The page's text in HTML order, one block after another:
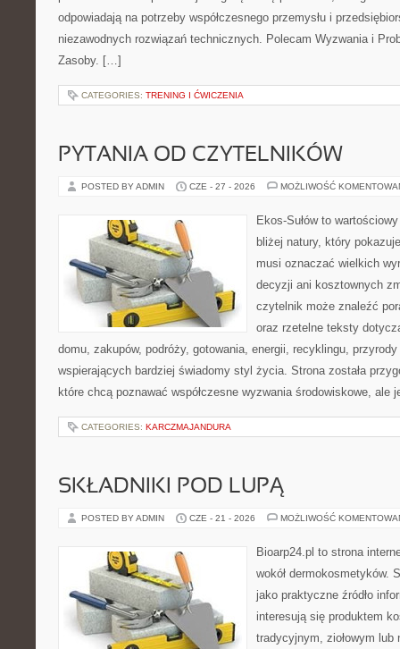
odpowiadają na potrzeby współczesnego przemysłu i
niezawodnych rozwiązań technicznych. Polecam Wyzwania i
Zasoby. […]
CATEGORIES: TRENING I ĆWICZENIA
PYTANIA OD CZYTELNIKÓW
POSTED BY ADMIN CZE - 27 - 2026 MOŻLIWOŚĆ
Ekos-Sułów to
bliżej natury, który
musi oznaczać wielkich
decyzji ani kosztownych
czytelnik może znaleźć
oraz rzetelne teksty
domu, zakupów, podróży, gotowania, energii, recyklingu,
wspierających bardziej świadomy styl życia. Strona została
które chcą poznawać współczesne wyzwania środowiskowe,
CATEGORIES: KARCZMAJANDURA
SKŁADNIKI POD LUPĄ
POSTED BY ADMIN CZE - 21 - 2026 MOŻLIWOŚĆ
Bioarp24.pl to strona
wokół dermokosmetyków.
jako praktyczne źródło
interesują się produktem
tradycyjnym, ziołowym lub